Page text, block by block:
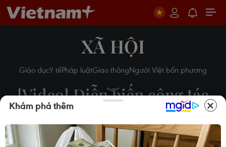
XÃ HỘI
Giáo dụcY tếPháp luậtGiao thôngNgười Việt bốn phương
[Video] Diễn biến công tác
cứu nạn tại sự cố thủy điện
Rào Trăng 3
Khám phá thêm